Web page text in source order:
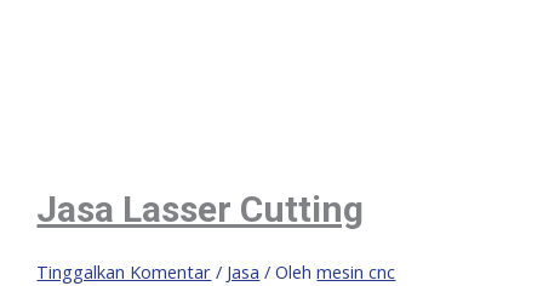
Jasa Lasser Cutting
Tinggalkan Komentar / Jasa / Olehmesin cnc